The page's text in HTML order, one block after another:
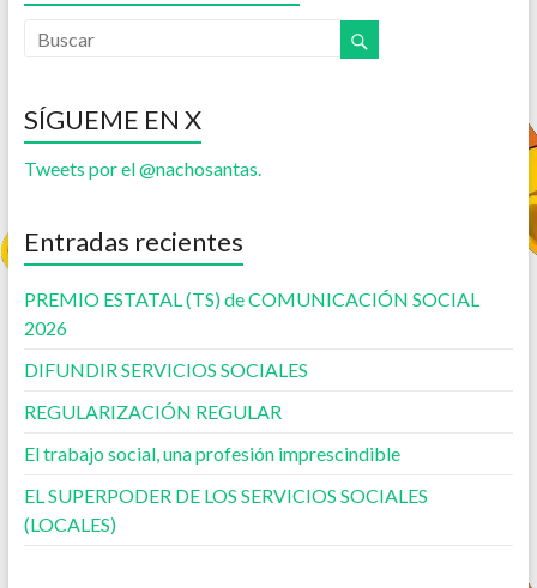
SÍGUEME EN X
Tweets por el @nachosantas.
Entradas recientes
PREMIO ESTATAL (TS) de COMUNICACIÓN SOCIAL
2026
DIFUNDIR SERVICIOS SOCIALES
REGULARIZACIÓN REGULAR
El trabajo social, una profesión imprescindible
EL SUPERPODER DE LOS SERVICIOS SOCIALES
(LOCALES)